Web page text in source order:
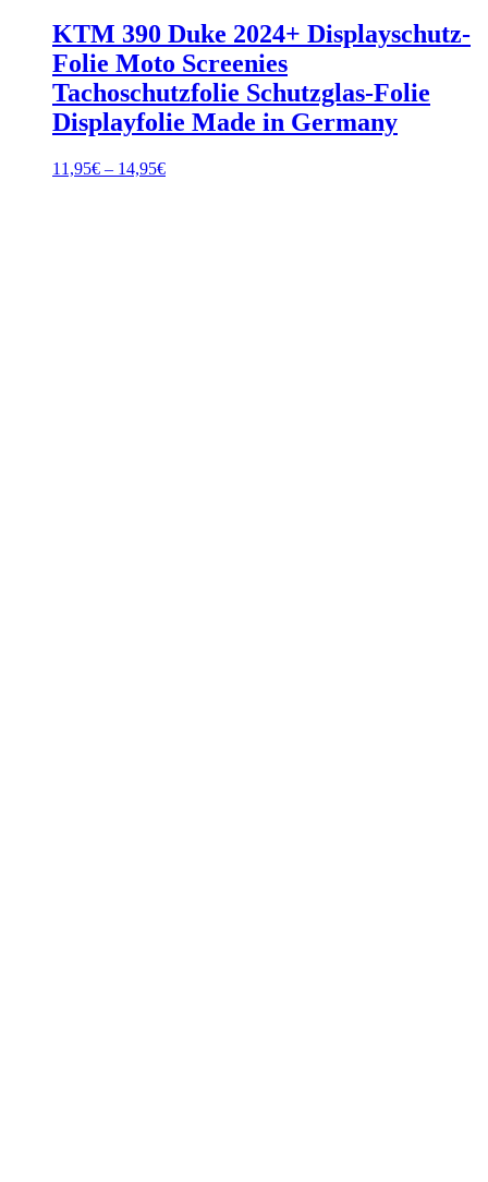
KTM 390 Duke 2024+ Displayschutz-
Folie Moto Screenies
Tachoschutzfolie Schutzglas-Folie
Displayfolie Made in Germany
11,95€ – 14,95€Preisspanne: